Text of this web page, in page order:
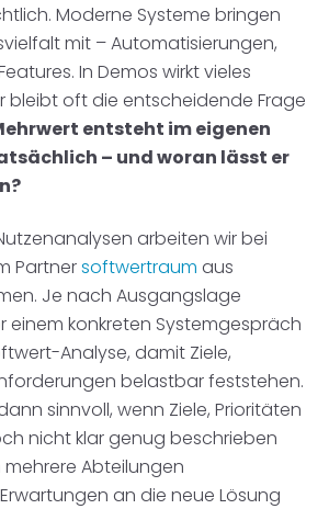
Moderne Systeme bringen
mit – Automatisierungen,
In Demos wirkt vieles
bleibt oft die entscheidende Frage
entsteht im eigenen
– und woran lässt er
arbeiten wir bei
Partnersoftwertraum aus
Je nach Ausgangslage
einem konkreten Systemgespräch
Analyse, damit Ziele,
belastbar feststehen.
sinnvoll, wenn Ziele, Prioritäten
nicht klar genug beschrieben
Abteilungen
an die neue Lösung